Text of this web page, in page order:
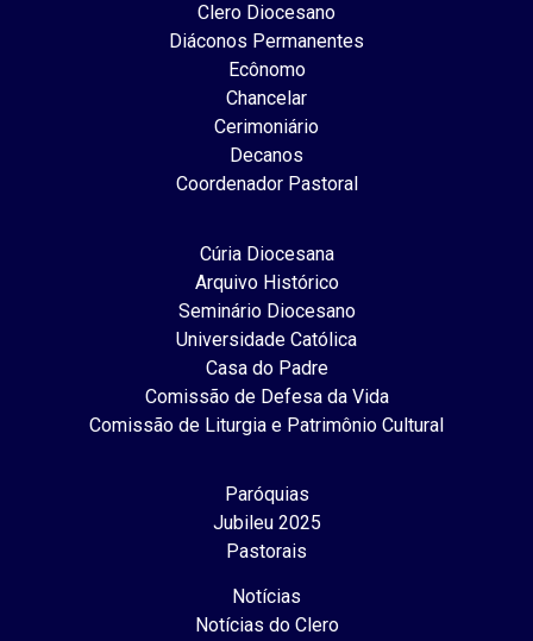
Clero Diocesano
Diáconos Permanentes
Ecônomo
Chancelar
Cerimoniário
Decanos
Coordenador Pastoral
Cúria Diocesana
Arquivo Histórico
Seminário Diocesano
Universidade Católica
Casa do Padre
Comissão de Defesa da Vida
Comissão de Liturgia e Patrimônio Cultural
Paróquias
Jubileu 2025
Pastorais
Notícias
Notícias do Clero